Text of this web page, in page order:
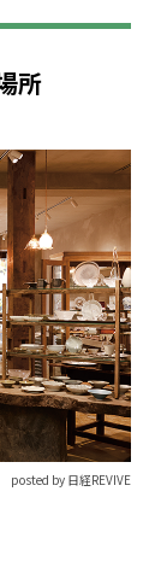
所
posted by 日経REVIVE